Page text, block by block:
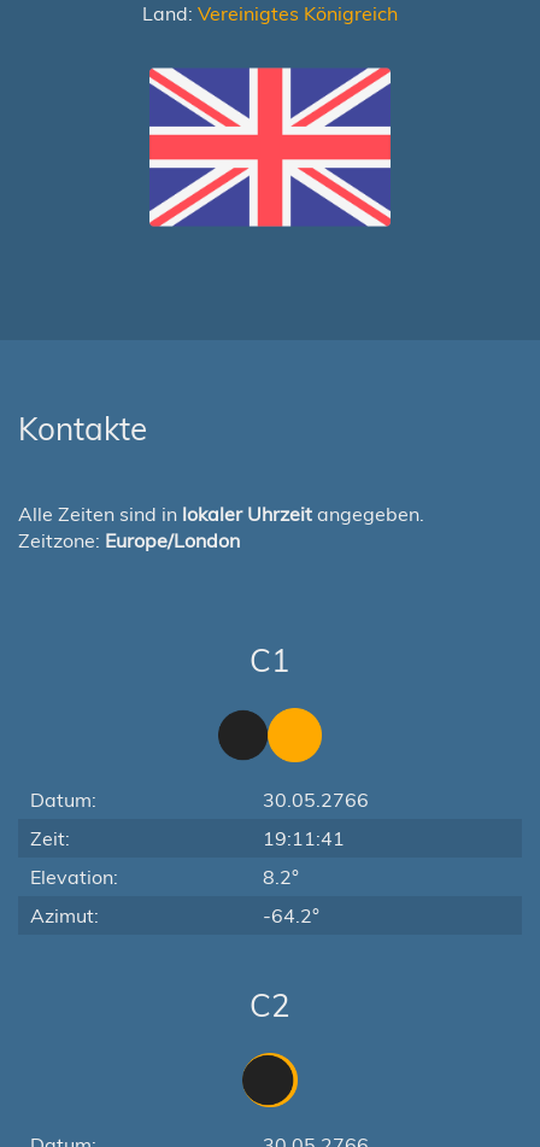
Land: Vereinigtes Königreich
Kontakte
Alle Zeiten sind in lokaler Uhrzeit angegeben.
Zeitzone: Europe/London
C1
Datum:
30.05.2766
Zeit:
19:11:41
Elevation:
8.2°
Azimut:
-64.2°
C2